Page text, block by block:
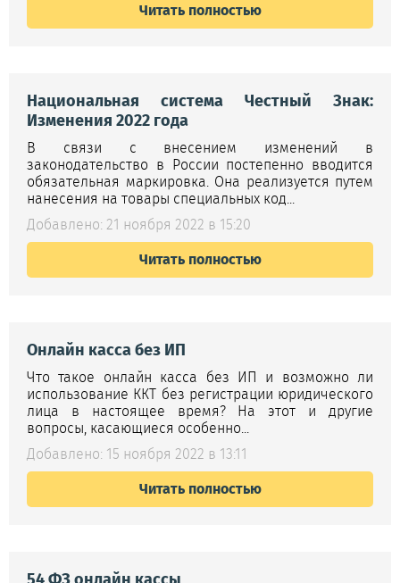
Читать полностью
Национальная система Честный Знак:
Изменения 2022 года
В связи с внесением изменений в
законодательство в России постепенно вводится
обязательная маркировка. Она реализуется путем
нанесения на товары специальных код...
Добавлено: 21 ноября 2022 в 15:20
Читать полностью
Онлайн касса без ИП
Что такое онлайн касса без ИП и возможно ли
использование ККТ без регистрации юридического
лица в настоящее время? На этот и другие
вопросы, касающиеся особенно...
Добавлено: 15 ноября 2022 в 13:11
Читать полностью